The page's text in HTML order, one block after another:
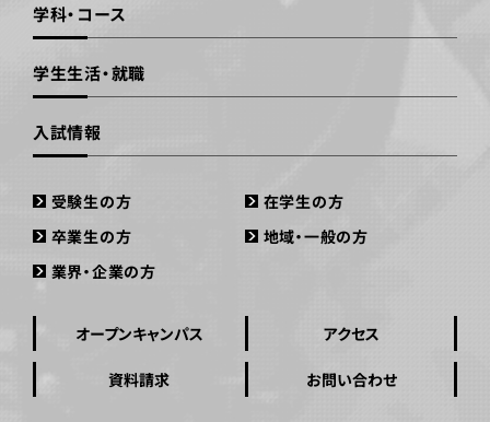
学科・コース
学生生活・就職
入試情報
受験生の方
在学生の方
卒業生の方
地域・一般の方
業界・企業の方
オープンキャンパス アクセス
資料請求 お問い合わせ